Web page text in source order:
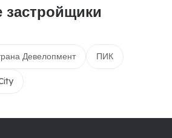
Девелопмент ПИК